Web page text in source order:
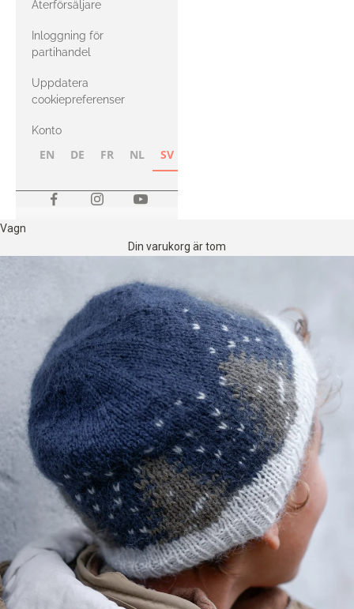
med Heavy
Merino
Återförsäljare
Inloggning för
partihandel
Uppdatera
cookiepreferenser
Konto
EN DE FR NL SV
Vagn
Din varukorg är tom